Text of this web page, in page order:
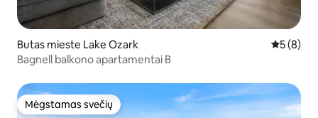
Butas mieste Lake Ozark Vidutinis
5 (8)
Bagnell balkono apartamentai B
Mėgstamas svečių
Mėgstamas svečių